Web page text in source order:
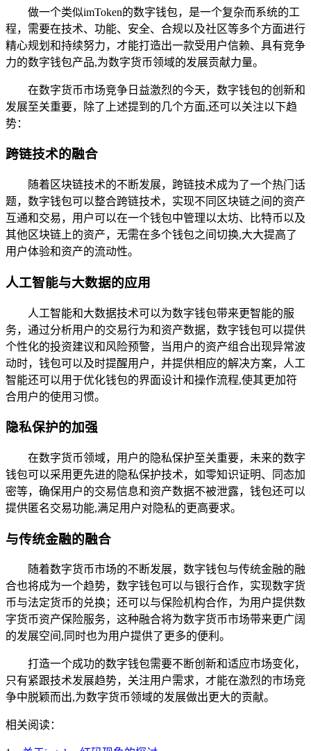
做一个类似imToken的数字钱包，是一个复杂而系统的工
程，需要在技术、功能、安全、合规以及社区等多个方面进行
精心规划和持续努力，才能打造出一款受用户信赖、具有竞争
力的数字钱包产品,为数字货币领域的发展贡献力量。
在数字货币市场竞争日益激烈的今天，数字钱包的创新和
发展至关重要，除了上述提到的几个方面,还可以关注以下趋
势：
跨链技术的融合
随着区块链技术的不断发展，跨链技术成为了一个热门话
题，数字钱包可以整合跨链技术，实现不同区块链之间的资产
互通和交易，用户可以在一个钱包中管理以太坊、比特币以及
其他区块链上的资产，无需在多个钱包之间切换,大大提高了
用户体验和资产的流动性。
人工智能与大数据的应用
人工智能和大数据技术可以为数字钱包带来更智能的服
务，通过分析用户的交易行为和资产数据，数字钱包可以提供
个性化的投资建议和风险预警，当用户的资产组合出现异常波
动时，钱包可以及时提醒用户，并提供相应的解决方案，人工
智能还可以用于优化钱包的界面设计和操作流程,使其更加符
合用户的使用习惯。
隐私保护的加强
在数字货币领域，用户的隐私保护至关重要，未来的数字
钱包可以采用更先进的隐私保护技术，如零知识证明、同态加
密等，确保用户的交易信息和资产数据不被泄露，钱包还可以
提供匿名交易功能,满足用户对隐私的更高要求。
与传统金融的融合
随着数字货币市场的不断发展，数字钱包与传统金融的融
合也将成为一个趋势，数字钱包可以与银行合作，实现数字货
币与法定货币的兑换；还可以与保险机构合作，为用户提供数
字货币资产保险服务，这种融合将为数字货币市场带来更广阔
的发展空间,同时也为用户提供了更多的便利。
打造一个成功的数字钱包需要不断创新和适应市场变化，
只有紧跟技术发展趋势，关注用户需求，才能在激烈的市场竞
争中脱颖而出,为数字货币领域的发展做出更大的贡献。
相关阅读：